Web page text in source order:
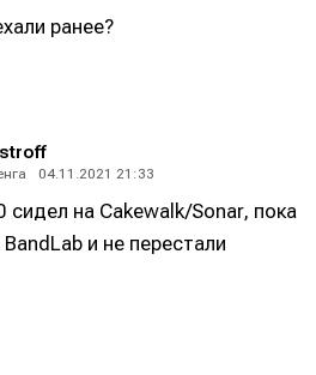
ранее?
04.11.2021 21:33
сидел на Cakewalk/Sonar, пока
и не перестали